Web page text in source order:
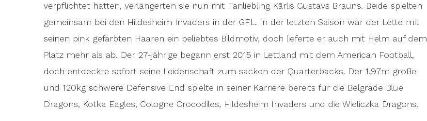
verpflichtet hatten, verlängerten sie nun mit Fanliebling Kārlis Gustavs Brauns. Beide spielten
gemeinsam bei den Hildesheim Invaders in der GFL. In der letzten Saison war der Lette mit
seinen pink gefärbten Haaren ein beliebtes Bildmotiv, doch lieferte er auch mit Helm auf dem
Platz mehr als ab. Der 27-jährige begann erst 2015 in Lettland mit dem American Football,
doch entdeckte sofort seine Leidenschaft zum sacken der Quarterbacks. Der 1,97m große
und 120kg schwere Defensive End spielte in seiner Karriere bereits für die Belgrade Blue
Dragons, Kotka Eagles, Cologne Crocodiles, Hildesheim Invaders und die Wieliczka Dragons.